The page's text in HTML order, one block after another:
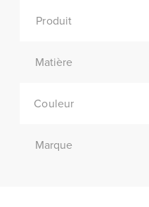
Produit
Matière
Couleur
Marque